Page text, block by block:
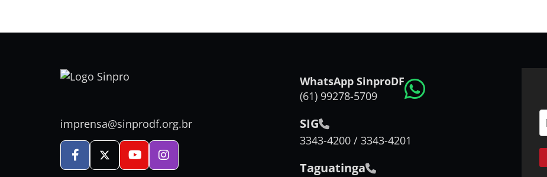
imprensa@sinprodf.org.br
WhatsApp SinproDF
(61) 99278-5709
SIG
3343-4200 / 3343-4201
Taguatinga